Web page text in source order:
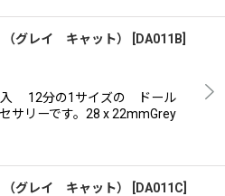
グレイ キャット） DA011B
入 12分の1サイズの ドール
サリーです。28 x 22mmGrey
グレイ キャット） DA011C